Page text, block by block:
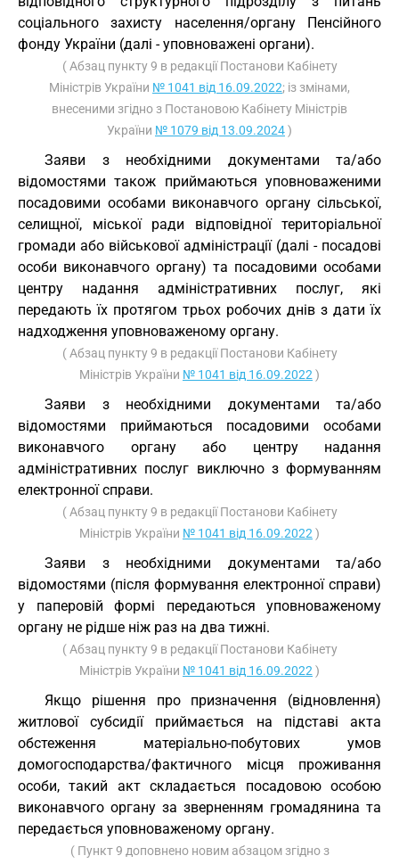
соціального захисту населення/органу Пенсійного
фонду України (далі - уповноважені органи).
( Абзац пункту 9 в редакції Постанови Кабінету
Міністрів України № 1041 від 16.09.2022; із змінами,
внесеними згідно з Постановою Кабінету Міністрів
України № 1079 від 13.09.2024)
Заяви з необхідними документами та/або
відомостями також приймаються уповноваженими
посадовими особами виконавчого органу сільської,
селищної, міської ради відповідної територіальної
громади або військової адміністрації (далі - посадові
особи виконавчого органу) та посадовими особами
центру надання адміністративних послуг, які
передають їх протягом трьох робочих днів з дати їх
надходження уповноваженому органу.
( Абзац пункту 9 в редакції Постанови Кабінету
Міністрів України № 1041 від 16.09.2022 )
Заяви з необхідними документами та/або
відомостями приймаються посадовими особами
виконавчого органу або центру надання
адміністративних послуг виключно з формуванням
електронної справи.
( Абзац пункту 9 в редакції Постанови Кабінету
Міністрів України № 1041 від 16.09.2022 )
Заяви з необхідними документами та/або
відомостями (після формування електронної справи)
у паперовій формі передаються уповноваженому
органу не рідше ніж раз на два тижні.
( Абзац пункту 9 в редакції Постанови Кабінету
Міністрів України № 1041 від 16.09.2022 )
Якщо рішення про призначення (відновлення)
житлової субсидії приймається на підставі акта
обстеження матеріально-побутових умов
домогосподарства/фактичного місця проживання
особи, такий акт складається посадовою особою
виконавчого органу за зверненням громадянина та
передається уповноваженому органу.
( Пункт 9 доповнено новим абзацом згідно з